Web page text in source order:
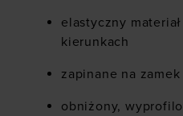
elastyczny
kierunkach
zapinane na
obniżony,